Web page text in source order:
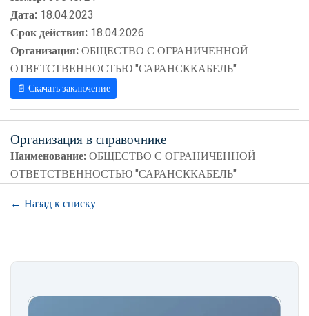
Дата: 18.04.2023
Срок действия: 18.04.2026
Организация:ОБЩЕСТВО С ОГРАНИЧЕННОЙ
ОТВЕТСТВЕННОСТЬЮ "САРАНСККАБЕЛЬ"
📄 Скачать заключение
Организация в справочнике
Наименование:ОБЩЕСТВО С ОГРАНИЧЕННОЙ
ОТВЕТСТВЕННОСТЬЮ "САРАНСККАБЕЛЬ"
← Назад к списку